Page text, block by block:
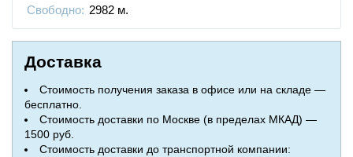
Свободно: 2982 м.
Доставка
Стоимость получения заказа в офисе или на складе —
бесплатно.
Стоимость доставки по Москве (в пределах МКАД) —
1500 руб.
Стоимость доставки до транспортной компании: